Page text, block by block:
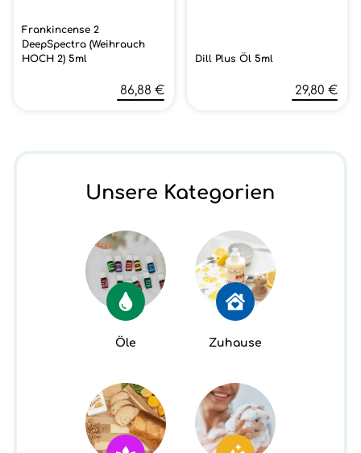
Frankincense 2
DeepSpectra (Weihrauch
HOCH 2) 5ml
86,88 €
Dill Plus Öl 5ml
29,80 €
Unsere Kategorien
Öle Zuhause